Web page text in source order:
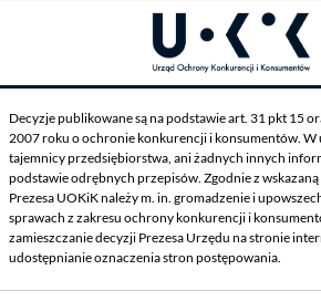
Decyzje publikowane są na podstawie art. 31 pkt 15
2007 roku o ochronie konkurencji i konsumentów. W
tajemnicy przedsiębiorstwa, ani żadnych innych
podstawie odrębnych przepisów. Zgodnie z wskazaną
Prezesa UOKiK należy m. in. gromadzenie i
sprawach z zakresu ochrony konkurencji i
zamieszczanie decyzji Prezesa Urzędu na stronie
udostępnianie oznaczenia stron postępowania.